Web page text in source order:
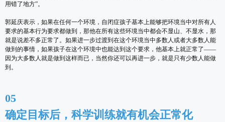
用错了地方”。
郭延庆表示，如果在任何一个环境，自闭症孩子基本上能够把环境当中对所有人
要求的基本行为要求都做到，那他在所有这些环境当中都会不显山、不显水，那
就是说差不多正常了。如果进一步过渡到在这个环境当中多数人或者大多数人能
做到的事情，如果孩子在这个环境中也能达到这个要求，他基本上就正常了——
因为大多数人就是做到这样而已，当然你还可以再进一步，就是只有少数人能做
到。
05
确定目标后，科学训练就有机会正常化